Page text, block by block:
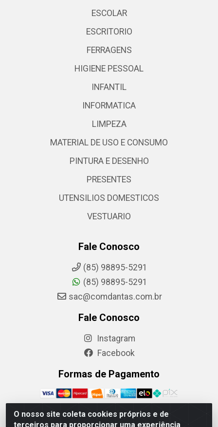
O nosso site coleta cookies próprios e de
terceiros para proporcionar uma experiência
ESCOLAR
ESCRITORIO
FERRAGENS
HIGIENE PESSOAL
INFANTIL
INFORMATICA
LIMPEZA
MATERIAL DE USO E CONSUMO
PINTURA E DESENHO
PRESENTES
UTENSILIOS DOMESTICOS
VESTUARIO
Fale Conosco
(85) 98895-5291
(85) 98895-5291
sac@comdantas.com.br
Fale Conosco
Instagram
Facebook
Formas de Pagamento